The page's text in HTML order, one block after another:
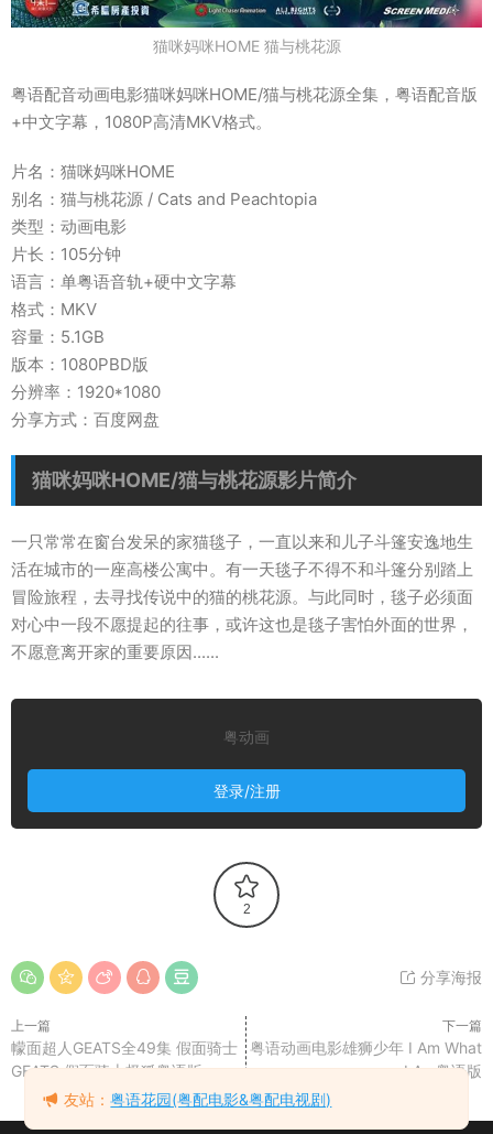
猫咪妈咪HOME 猫与桃花源
粤语配音动画电影猫咪妈咪HOME/猫与桃花源全集，粤语配音版
+中文字幕，1080P高清MKV格式。
片名：猫咪妈咪HOME
别名：猫与桃花源 / Cats and Peachtopia
类型：动画电影
片长：105分钟
语言：单粤语音轨+硬中文字幕
格式：MKV
容量：5.1GB
版本：1080PBD版
分辨率：1920*1080
分享方式：百度网盘
猫咪妈咪HOME/猫与桃花源影片简介
一只常常在窗台发呆的家猫毯子，一直以来和儿子斗篷安逸地生
活在城市的一座高楼公寓中。有一天毯子不得不和斗篷分别踏上
冒险旅程，去寻找传说中的猫的桃花源。与此同时，毯子必须面
对心中一段不愿提起的往事，或许这也是毯子害怕外面的世界，
不愿意离开家的重要原因......
粤动画
登录/注册
2
分享海报
上一篇
幪面超人GEATS全49集 假面骑士
GEATS 假面骑士极狐粤语版
下一篇
粤语动画电影雄狮少年 I Am What
I Am粤语版
友站：粤语花园(粤配电影&粤配电视剧)